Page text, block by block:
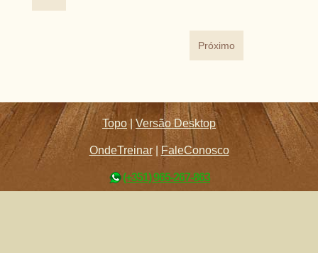
Próximo
Topo |Versão Desktop
OndeTreinar| FaleConosco
(+351) 965-267-863